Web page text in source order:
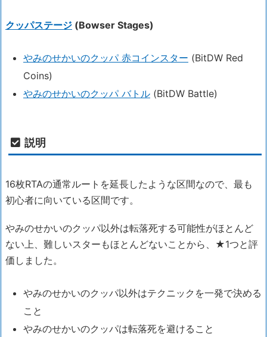
クッパステージ (Bowser Stages)
やみのせかいのクッパ 赤コインスター (BitDW Red
Coins)
やみのせかいのクッパ バトル (BitDW Battle)
説明
16枚RTAの通常ルートを延長したような区間なので、最も
初心者に向いている区間です。
やみのせかいのクッパ以外は転落死する可能性がほとんど
ない上、難しいスターもほとんどないことから、★1つと評
価しました。
やみのせかいのクッパ以外はテクニックを一発で決める
こと
やみのせかいのクッパは転落死を避けること